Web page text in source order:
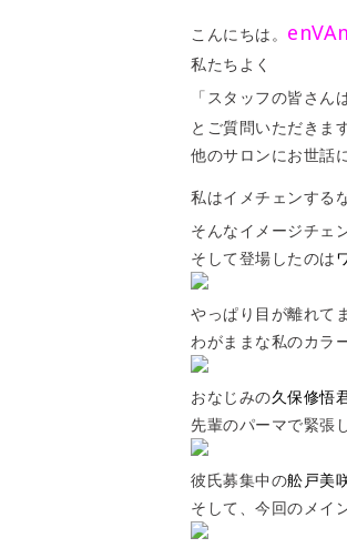
こんにちは。
私たちよく
「スタッフの皆さん
とご質問いただきます
他のサロンにお世話
私はイメチェンする
そんなイメージチェ
そして登場したのは
やっぱり目が離れてま
わがままな私のカラ
おなじみの久保修悟
先輩のパーマで緊張
彼氏募集中の舩戸美
そして、今回のメイ